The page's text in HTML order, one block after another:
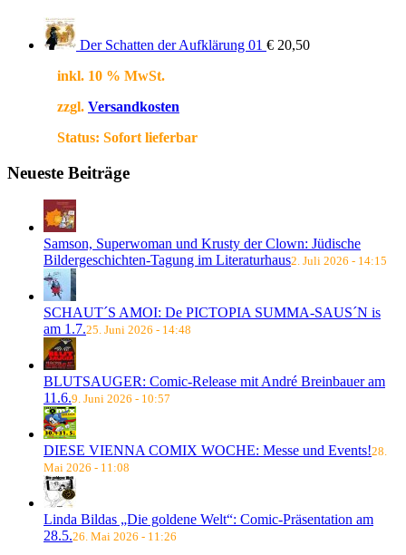
Der Schatten der Aufklärung 01 € 20,50
inkl. 10 % MwSt.
zzgl. Versandkosten
Status: Sofort lieferbar
Neueste Beiträge
Samson, Superwoman und Krusty der Clown: Jüdische
Bildergeschichten-Tagung im Literaturhaus2. Juli 2026 - 14:15
SCHAUT´S AMOI: De PICTOPIA SUMMA-SAUS´N is
am 1.7.25. Juni 2026 - 14:48
BLUTSAUGER: Comic-Release mit André Breinbauer am
11.6.9. Juni 2026 - 10:57
DIESE VIENNA COMIX WOCHE: Messe und Events!28.
Mai 2026 - 11:08
Linda Bildas „Die goldene Welt“: Comic-Präsentation am
28.5.26. Mai 2026 - 11:26